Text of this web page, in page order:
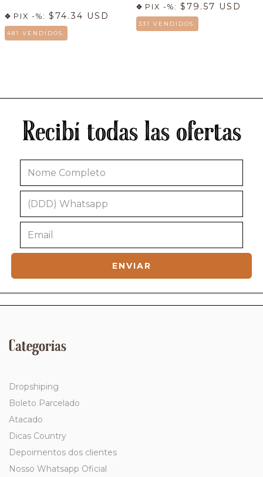
PIX -%: $74.34 USD
481 VENDIDOS.
PIX -%: $79.57 USD
331 VENDIDOS.
Recibí todas las ofertas
Categorías
Dropshiping
Boleto Parcelado
Atacado
Dicas Country
Depoimentos dos clientes
Nosso Whatsapp Oficial